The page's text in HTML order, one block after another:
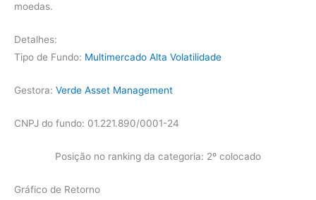
moedas.
Detalhes:
Tipo de Fundo: Multimercado Alta Volatilidade
Gestora: Verde Asset Management
CNPJ do fundo: 01.221.890/0001-24
Posição no ranking da categoria: 2º colocado
Gráfico de Retorno